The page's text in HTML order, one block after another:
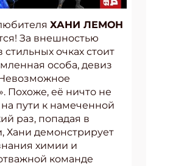
ХАНИ ЛЕМОН
За внешностью
очках стоит
особа, девиз
Похоже, её ничто не
на пути к намеченной
раз, попадая в
Хани демонстрирует
химии и
команде